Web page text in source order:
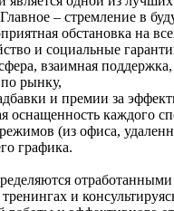
– стремление в
обстановка на
и социальные
взаимная поддержка,
рынку,
и премии за
оснащенность каждого
(из офиса,
графика.
и